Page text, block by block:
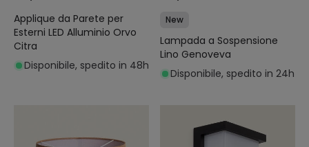
Applique da Parete per
Esterni LED Alluminio Orvo
Citra
Disponibile, spedito in 48h
New
Lampada a Sospensione
Lino Genoveva
Disponibile, spedito in 24h